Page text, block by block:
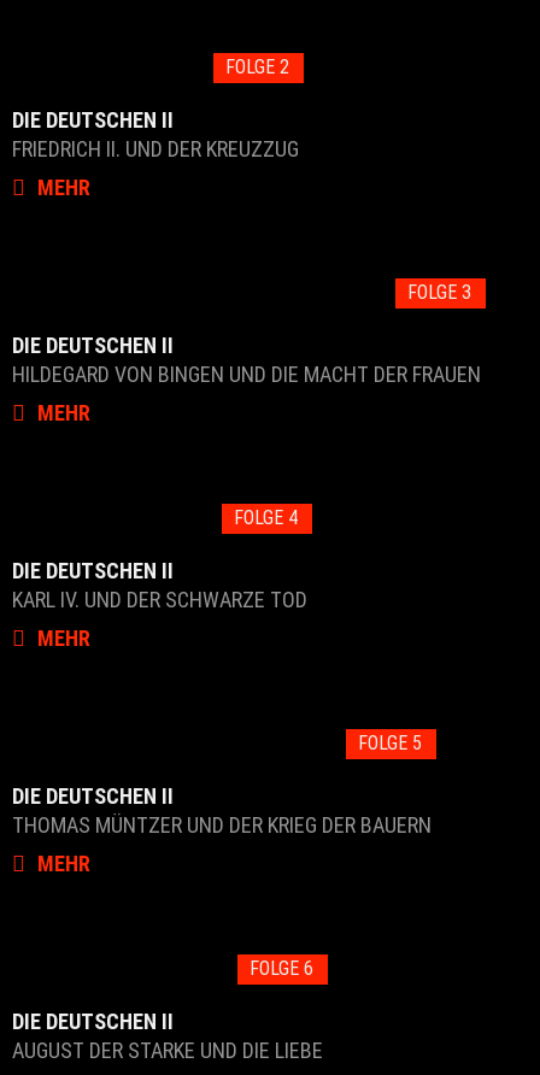
FOLGE 2
DIE DEUTSCHEN II
FRIEDRICH II. UND DER KREUZZUG
MEHR
FOLGE 3
DIE DEUTSCHEN II
HILDEGARD VON BINGEN UND DIE MACHT DER FRAUEN
MEHR
FOLGE 4
DIE DEUTSCHEN II
KARL IV. UND DER SCHWARZE TOD
MEHR
FOLGE 5
DIE DEUTSCHEN II
THOMAS MÜNTZER UND DER KRIEG DER BAUERN
MEHR
FOLGE 6
DIE DEUTSCHEN II
AUGUST DER STARKE UND DIE LIEBE